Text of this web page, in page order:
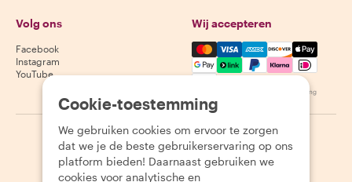
Volg ons
Facebook
Instagram
YouTube
Wij accepteren
Mastercard, Visa, Amex,
Beschikbaarheid varieert per bestemming
2026 Withlocals.com Privacybeleid Cookies
Cookie-toestemming
We gebruiken cookies om ervoor te zorgen
dat we je de beste gebruikerservaring op ons
platform bieden! Daarnaast gebruiken we
cookies voor analytische en